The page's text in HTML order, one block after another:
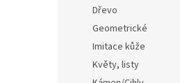
Dřevo
Geometrické
Imitace kůže
Květy, listy